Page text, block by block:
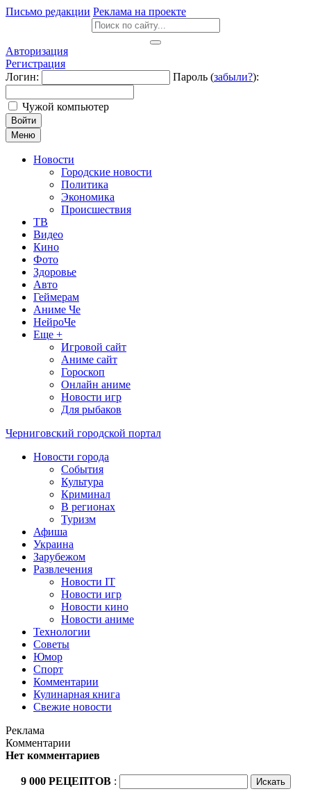
Письмо редакции Реклама на проекте
Авторизация
Регистрация
Логин:
Пароль (забыли?):
Чужой компьютер
Войти
Меню
Новости
Городские новости
Политика
Экономика
Происшествия
ТВ
Видео
Кино
Фото
Здоровье
Авто
Геймерам
Аниме Че
НейроЧе
Еще +
Игровой сайт
Аниме сайт
Гороскоп
Онлайн аниме
Новости игр
Для рыбаков
Черниговский городской портал
Новости города
События
Культура
Криминал
В регионах
Туризм
Афиша
Украина
Зарубежом
Развлечения
Новости IT
Новости игр
Новости кино
Новости аниме
Технологии
Советы
Юмор
Спорт
Комментарии
Кулинарная книга
Свежие новости
Реклама
Комментарии
Нет комментариев
9 000 РЕЦЕПТОВ :